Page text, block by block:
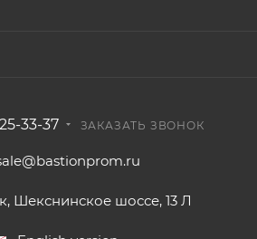
33-37 ЗАКАЗАТЬ ЗВОНОК
Шекснинское шоссе, 13 Л